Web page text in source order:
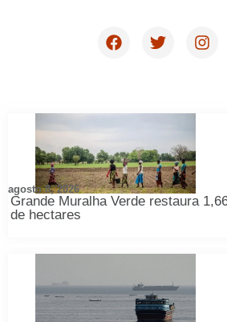
Grande Muralha Verde restaura
de hectares
agosto 8, 2026